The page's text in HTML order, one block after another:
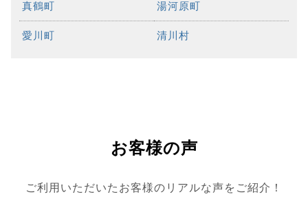
真鶴町 湯河原町
愛川町 清川村
お客様の声
ご利用いただいたお客様のリアルな声をご紹介！